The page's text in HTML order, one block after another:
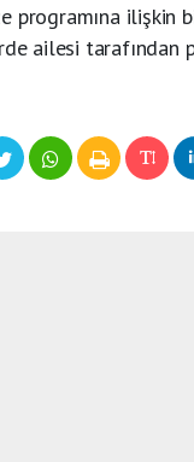
programına ilişkin
ailesi tarafından